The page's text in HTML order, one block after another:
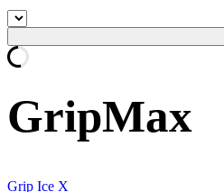
GripMax
Grip Ice X